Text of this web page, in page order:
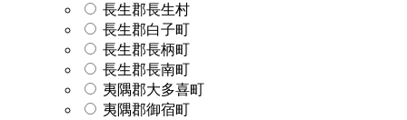
長生郡長生村
長生郡白子町
長生郡長柄町
長生郡長南町
夷隅郡大多喜町
夷隅郡御宿町